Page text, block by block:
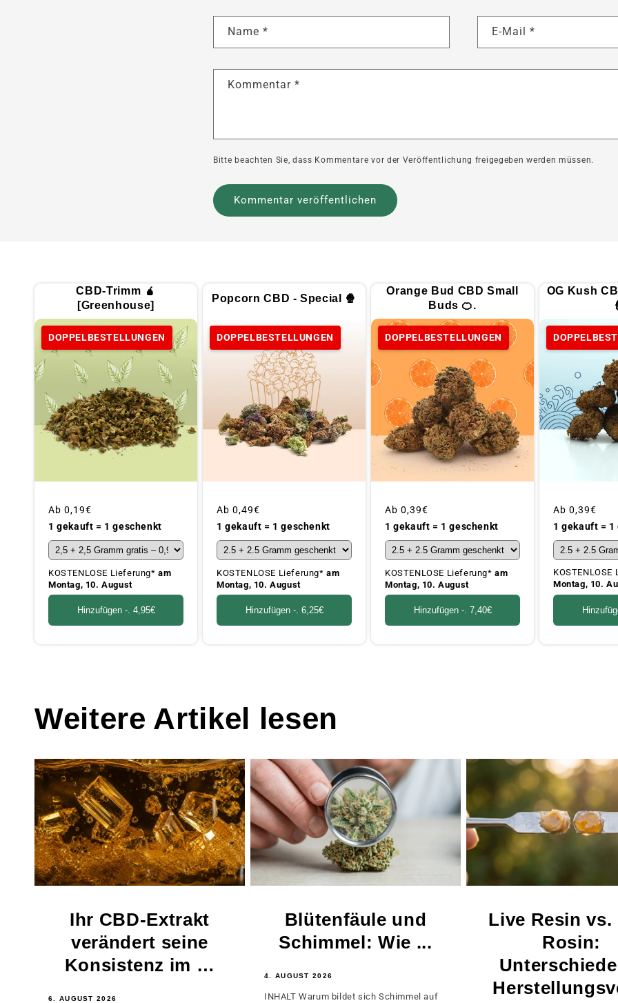
Name * E-Mail *
Kommentar *
Bitte beachten Sie, dass Kommentare vor der Veröffentlichung freigegeben werden müssen.
CBD-Trimm 🧉
[Greenhouse]
DOPPELBESTELLUNGEN
Üblicher
Preis
Ab 0,19€
1 gekauft = 1 geschenkt
KOSTENLOSE Lieferung*am
Montag, 10. August
Hinzufügen -. 4,95€
Popcorn CBD - Special 🍿
DOPPELBESTELLUNGEN
Üblicher
Preis
Ab 0,49€
1 gekauft = 1 geschenkt
KOSTENLOSE Lieferung*am
Montag, 10. August
Hinzufügen -. 6,25€
Orange Bud CBD Small
Buds 🍊.
DOPPELBESTELLUNGEN
Üblicher
Preis
Ab 0,39€
1 gekauft = 1 geschenkt
KOSTENLOSE Lieferung*am
Montag, 10. August
Hinzufügen -. 7,40€
OG Kush
Üblicher
Preis
Ab 0,39€
1 gekauft =
Montag, 10.
Weitere Artikel lesen
Ihr CBD-Extrakt
verändert seine
Konsistenz im …
6. AUGUST 2026
Blütenfäule und
Schimmel: Wie ...
4. AUGUST 2026
INHALT Warum bildet sich Schimmel auf
Live Resin vs.
Rosin: